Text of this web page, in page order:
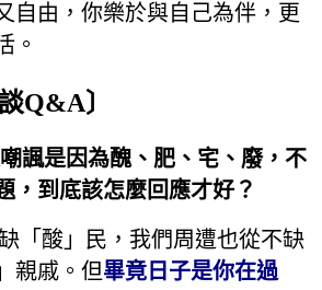
自由，你樂於與自己為伴，更
。
Q&A〕
諷是因為醜、肥、宅、廢，不
，到底該怎麼回應才好？
「酸」民，我們周遭也從不缺
親戚。但畢竟日子是你在過